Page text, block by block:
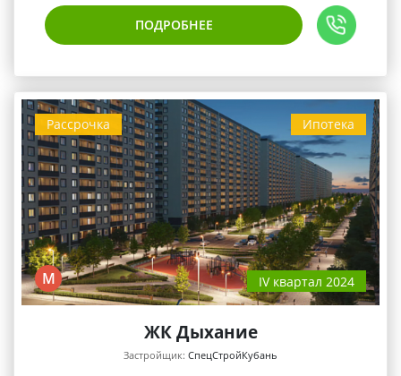
ПОДРОБНЕЕ
Ипотека
Рассрочка
М IV квартал 2024
ЖК Дыхание
Застройщик: СпецСтройКубань